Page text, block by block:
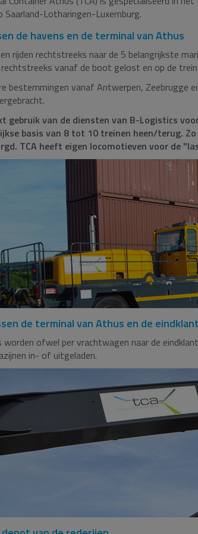
Saarland-Lotharingen-Luxemburg.
de havens en de terminal van Athus
rijden rechtstreeks naar de 5 belangrijkste
vanaf de boot gelost en op de trein
bestemmingen vanaf Antwerpen, Zeebrugge
gebruik van de diensten van B-Logistics
basis van 8 tot 10 treinen heen/terug.
TCA heeft eigen locomotieven voor de
de terminal van Athus en de eindklant
worden ofwel per vrachtwagen naar de
in- of uitgeladen.